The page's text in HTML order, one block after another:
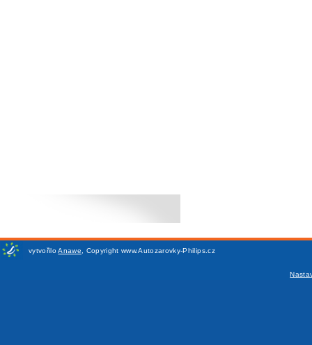
vytvořiloAnawe Copyright www.Autozarovky-Philips.cz